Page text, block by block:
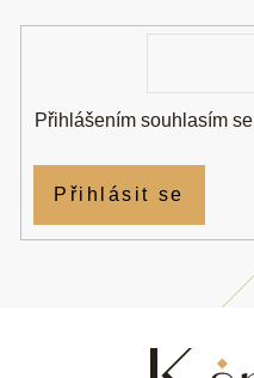
Přihlášením souhlasím se
Přihlásit se